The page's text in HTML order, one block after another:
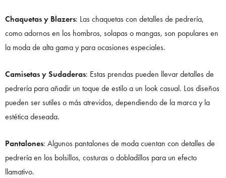
Chaquetas y Blazers: Las chaquetas con detalles de pedrería,
como adornos en los hombros, solapas o mangas, son populares en
la moda de alta gama y para ocasiones especiales.
Camisetas y Sudaderas: Estas prendas pueden llevar detalles de
pedrería para añadir un toque de estilo a un look casual. Los diseños
pueden ser sutiles o más atrevidos, dependiendo de la marca y la
estética deseada.
Pantalones: Algunos pantalones de moda cuentan con detalles de
pedrería en los bolsillos, costuras o dobladillos para un efecto
llamativo.